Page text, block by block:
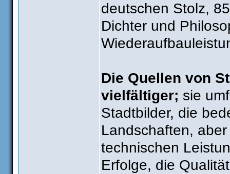
deutschen Stolz,
Dichter und
Die Quellen von
vielfältiger; sie
Stadtbilder, die
Landschaften,
technischen
Erfolge, die